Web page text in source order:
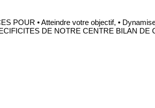
• Atteindre votre objectif, •
DE NOTRE CENTRE BILAN